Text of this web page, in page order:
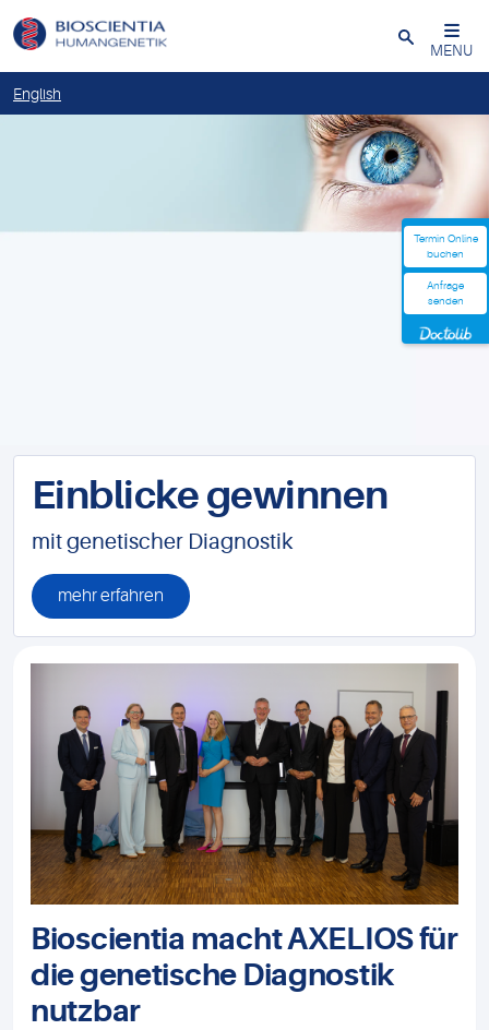
Termin Online
buchen
Anfrage
senden
Schließen
MENU
English
Einblicke gewinnen
mit genetischer Diagnostik
mehr erfahren
Bioscientia macht AXELIOS für
die genetische Diagnostik
nutzbar